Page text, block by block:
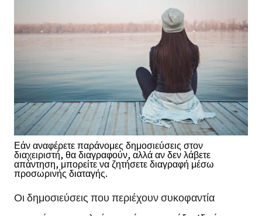
Εάν αναφέρετε παράνομες δημοσιεύσεις στον
διαχειριστή, θα διαγραφούν, αλλά αν δεν λάβετε
απάντηση, μπορείτε να ζητήσετε διαγραφή μέσω
προσωρινής διαταγής.
Οι δημοσιεύσεις που περιέχουν συκοφαντία